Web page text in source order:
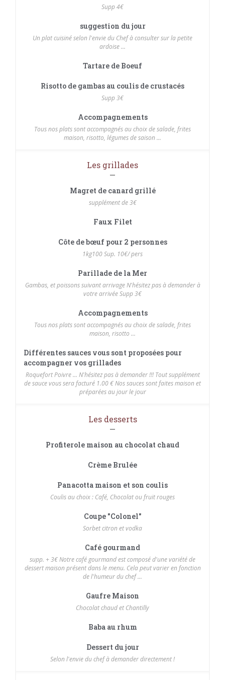
Supp 4€
suggestion du jour
Un plat cuisiné selon l'envie du Chef à consulter sur la petite
ardoise ...
Tartare de Boeuf
Risotto de gambas au coulis de crustacés
Supp 3€
Accompagnements
Tous nos plats sont accompagnés au choix de salade, frites
maison, risotto, légumes de saison ...
Les grillades
Magret de canard grillé
supplément de 3€
Faux Filet
Côte de bœuf pour 2 personnes
1kg100 Sup. 10€/ pers
Parillade de la Mer
Gambas, et poissons suivant arrivage N'hésitez pas à demander à
votre arrivée Supp 3€
Accompagnements
Tous nos plats sont accompagnés au choix de salade, frites
maison, risotto ...
Différentes sauces vous sont proposées pour
accompagner vos grillades
Roquefort Poivre ... N'hésitez pas à demander !!! Tout supplément
de sauce vous sera facturé 1.00 € Nos sauces sont faites maison et
préparées au jour le jour
Les desserts
Profiterole maison au chocolat chaud
Crème Brulée
Panacotta maison et son coulis
Coulis au choix : Café, Chocolat ou fruit rouges
Coupe "Colonel"
Sorbet citron et vodka
Café gourmand
supp. + 3€ Notre café gourmand est composé d'une variété de
dessert maison présent dans le menu. Cela peut varier en fonction
de l'humeur du chef ...
Gaufre Maison
Chocolat chaud et Chantilly
Baba au rhum
Dessert du jour
Selon l'envie du chef à demander directement !